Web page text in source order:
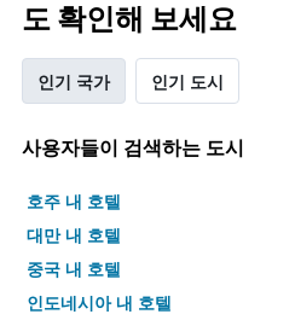
도 확인해 보세요
인기 국가 인기 도시
사용자들이 검색하는 도시
호주 내 호텔
대만 내 호텔
중국 내 호텔
인도네시아 내 호텔